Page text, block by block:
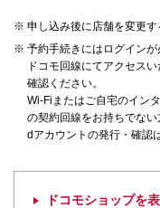
申し込み後に店舗を変更す
予約手続きにはログインが
ドコモ回線にてアクセス
確認ください。
Wi-Fiまたはご自宅のイン
の契約回線をお持ちでない
dアカウントの発行・確認
ドコモショップを